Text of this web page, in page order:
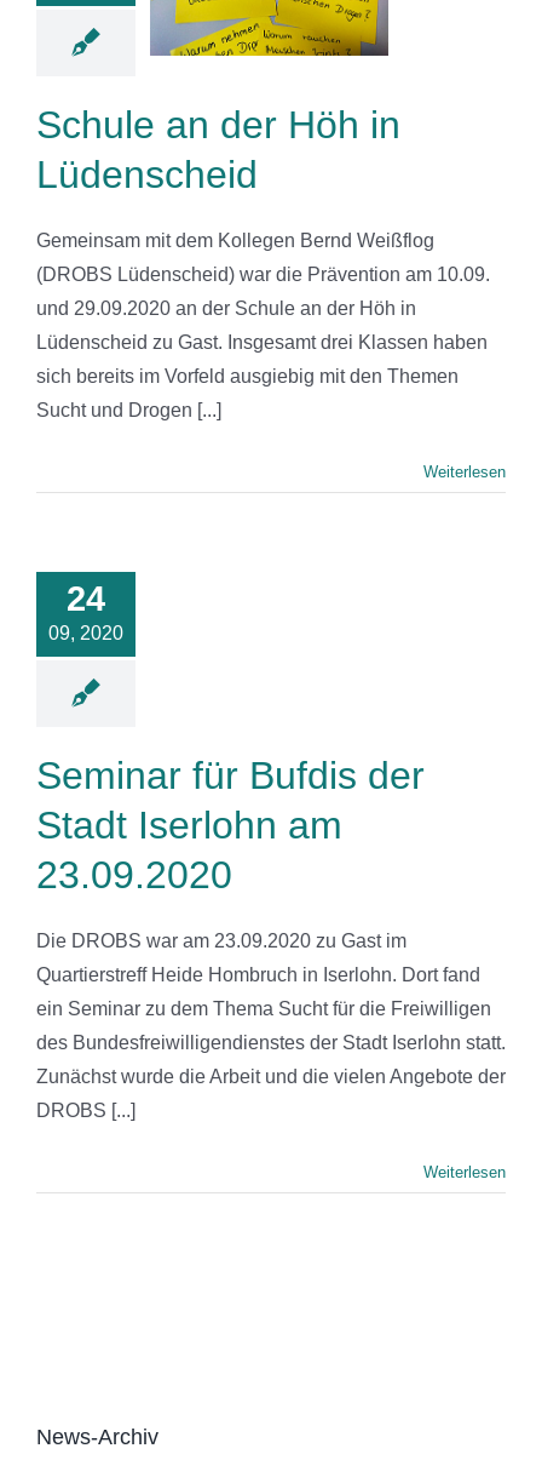
Schule an der Höh in
Lüdenscheid
Gemeinsam mit dem Kollegen Bernd Weißflog
(DROBS Lüdenscheid) war die Prävention am 10.09.
und 29.09.2020 an der Schule an der Höh in
Lüdenscheid zu Gast. Insgesamt drei Klassen haben
sich bereits im Vorfeld ausgiebig mit den Themen
Sucht und Drogen [...]
Weiterlesen
24
09, 2020
Seminar für Bufdis der
Stadt Iserlohn am
23.09.2020
Die DROBS war am 23.09.2020 zu Gast im
Quartierstreff Heide Hombruch in Iserlohn. Dort fand
ein Seminar zu dem Thema Sucht für die Freiwilligen
des Bundesfreiwilligendienstes der Stadt Iserlohn statt.
Zunächst wurde die Arbeit und die vielen Angebote der
DROBS [...]
Weiterlesen
News-Archiv